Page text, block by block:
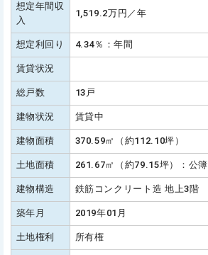
想定年間収
入
1,519.2万円／年
想定利回り 4.34％：年間
賃貸状況
総戸数 13戸
建物状況 賃貸中
建物面積 370.59㎡（約112.10坪）
土地面積 261.67㎡（約79.15坪）：公簿
建物構造 鉄筋コンクリート造 地上3階
築年月 2019年01月
土地権利 所有権